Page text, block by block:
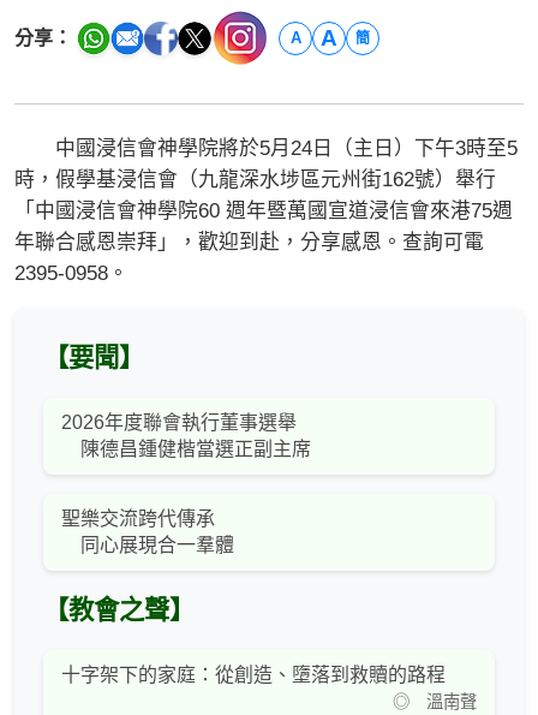
分享： A A 簡
中國浸信會神學院將於5月24日（主日）下午3時至5
時，假學基浸信會（九龍深水埗區元州街162號）舉行
「中國浸信會神學院60 週年暨萬國宣道浸信會來港75週
年聯合感恩崇拜」，歡迎到赴，分享感恩。查詢可電
2395-0958。
【要聞】
2026年度聯會執行董事選舉
陳德昌鍾健楷當選正副主席
聖樂交流跨代傳承
同心展現合一羣體
【教會之聲】
十字架下的家庭：從創造、墮落到救贖的路程
◎ 溫南聲